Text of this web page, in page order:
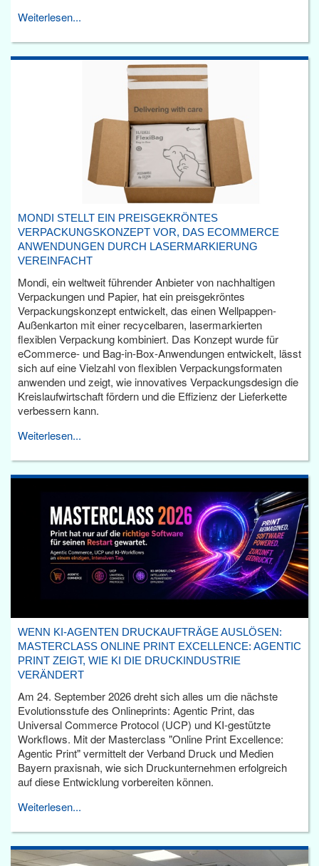
Weiterlesen...
MONDI STELLT EIN PREISGEKRÖNTES
VERPACKUNGSKONZEPT VOR, DAS ECOMMERCE
ANWENDUNGEN DURCH LASERMARKIERUNG
VEREINFACHT
Mondi, ein weltweit führender Anbieter von nachhaltigen
Verpackungen und Papier, hat ein preisgekröntes
Verpackungskonzept entwickelt, das einen Wellpappen-
Außenkarton mit einer recycelbaren, lasermarkierten
flexiblen Verpackung kombiniert. Das Konzept wurde für
eCommerce- und Bag-in-Box-Anwendungen entwickelt, lässt
sich auf eine Vielzahl von flexiblen Verpackungsformaten
anwenden und zeigt, wie innovatives Verpackungsdesign die
Kreislaufwirtschaft fördern und die Effizienz der Lieferkette
verbessern kann.
Weiterlesen...
WENN KI-AGENTEN DRUCKAUFTRÄGE AUSLÖSEN:
MASTERCLASS ONLINE PRINT EXCELLENCE: AGENTIC
PRINT ZEIGT, WIE KI DIE DRUCKINDUSTRIE
VERÄNDERT
Am 24. September 2026 dreht sich alles um die nächste
Evolutionsstufe des Onlineprints: Agentic Print, das
Universal Commerce Protocol (UCP) und KI-gestützte
Workflows. Mit der Masterclass "Online Print Excellence:
Agentic Print" vermittelt der Verband Druck und Medien
Bayern praxisnah, wie sich Druckunternehmen erfolgreich
auf diese Entwicklung vorbereiten können.
Weiterlesen...